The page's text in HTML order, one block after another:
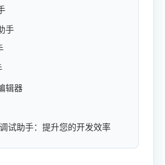
手
辑器
试助手：提升您的开发效率